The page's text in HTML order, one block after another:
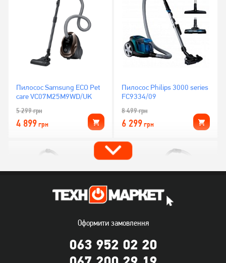
Пилосос Samsung ECO Pet
care VC07M25M9WD/UK
5 299грн
4 899грн
Пилосос Philips 3000 series
FC9334/09
8 499грн
6 299грн
Пилосос Philips 2000 series
Пилосос Samsung
VC07M2110SB/UK
Оформити замовлення
063 952 02 20